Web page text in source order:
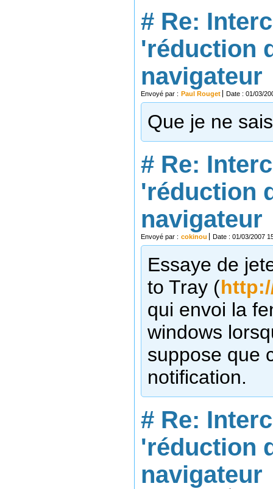
# Re:
'réduction
navigateur
Envoyé par : Paul Rouget Date : 01/03/
Que je ne
# Re:
'réduction
navigateur
Envoyé par : cokinou Date : 01/03/2007
Essaye de
to Tray (
qui envoi la
windows
suppose que
notification.
# Re:
'réduction
navigateur